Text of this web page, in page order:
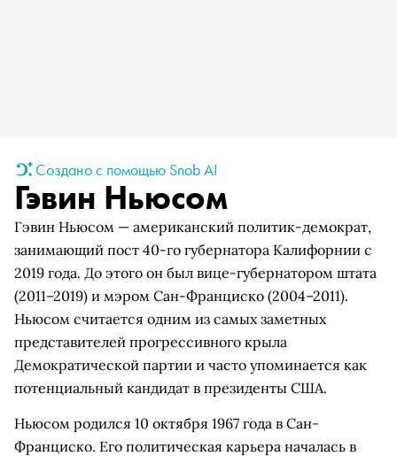
Создано с помощью Snob AI
Гэвин Ньюсом
Гэвин Ньюсом — американский политик-демократ,
занимающий пост 40-го губернатора Калифорнии с
2019 года. До этого он был вице-губернатором штата
(2011–2019) и мэром Сан-Франциско (2004–2011).
Ньюсом считается одним из самых заметных
представителей прогрессивного крыла
Демократической партии и часто упоминается как
потенциальный кандидат в президенты США.
Ньюсом родился 10 октября 1967 года в Сан-
Франциско. Его политическая карьера началась в